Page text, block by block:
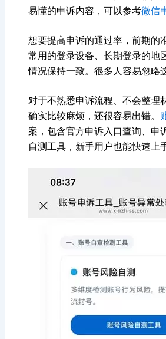
易懂的申诉内容，可以参考微信
想要提高申诉的通过率，前期的
常用的登录设备、长期登录的地
情况保持一致。很多人容易忽略
对于不熟悉申诉流程、不会整理
确实比较麻烦，还很容易出错。
案，包含官方申诉入口查询、申
自测工具，新手用户也能快速上